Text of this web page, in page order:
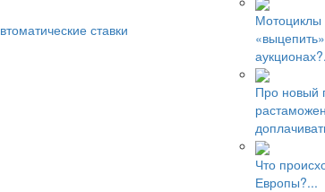
ставки
Про новый
Что
Европы?...